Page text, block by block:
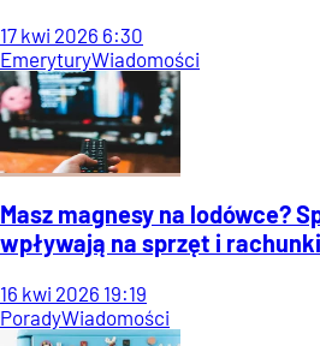
17 kwi 2026 6:30
EmeryturyWiadomości
Masz magnesy na lodówce?
wpływają na sprzęt i
16 kwi 2026 19:19
PoradyWiadomości